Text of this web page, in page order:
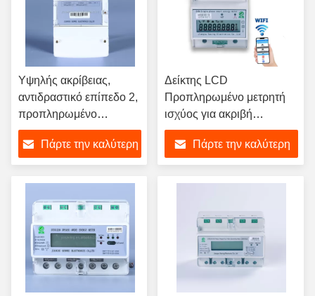
Υψηλής ακρίβειας,
αντιδραστικό επίπεδο 2,
προπληρωμένο
ηλεκτρονικό μετρητή
ενέργειας με οθόνη LCD
και αποθήκευση
δεδομένων 1000 KWh
Πάρτε την καλύτερη
Δείκτης LCD
Προπληρωμένο μετρητή
ισχύος για ακριβή
παρακολούθηση χρήσης
ενέργειας και χρέωση
Πάρτε την καλύτερη